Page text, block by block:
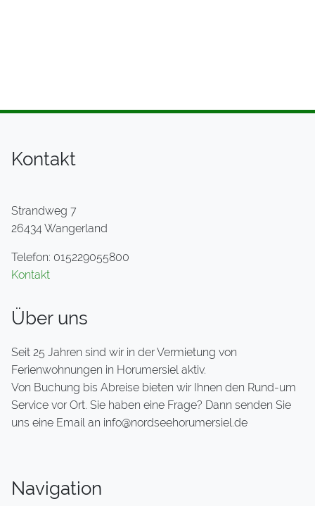
Kontakt
Strandweg 7
26434 Wangerland
Telefon: 015229055800
Kontakt
Über uns
Seit 25 Jahren sind wir in der Vermietung von
Ferienwohnungen in Horumersiel aktiv.
Von Buchung bis Abreise bieten wir Ihnen den Rund-um
Service vor Ort. Sie haben eine Frage? Dann senden Sie
uns eine Email an info@nordseehorumersiel.de
Navigation